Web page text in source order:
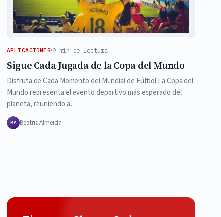
APLICACIONES 9 min de lectura
Sigue Cada Jugada de la Copa del Mundo
Disfruta de Cada Momento del Mundial de Fútbol La Copa del
Mundo representa el evento deportivo más esperado del
planeta, reuniendo a…
BA Beatriz Almeida